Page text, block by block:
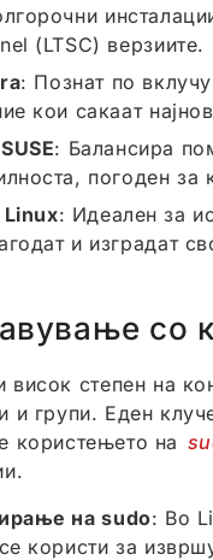
(LTSC) верзиите.
: Познат по
кои сакаат
: Балансира
погоден
: Идеален за
и изградат
со
висок степен на
и групи. Еден
користењето на
на sudo: Во
користи за